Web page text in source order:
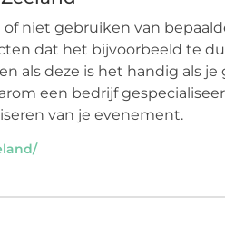
niet gebruiken van
dat het bijvoorbeeld te
als deze is het handig als
een bedrijf
van je evenement.